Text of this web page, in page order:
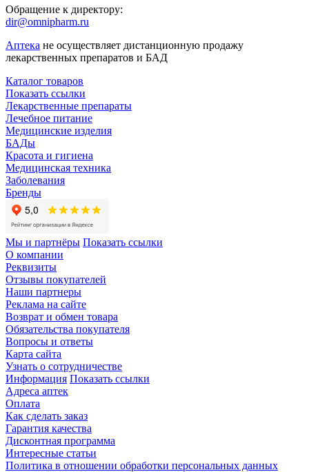
Обращение к директору:
dir@omnipharm.ru
Аптека не осуществляет дистанционную продажу
лекарственных препаратов и БАД
Каталог товаров
Показать ссылки
Лекарственные препараты
Лечебное питание
Медицинские изделия
БАДы
Красота и гигиена
Медицинская техника
Заболевания
Бренды
Мы и партнёры Показать ссылки
О компании
Реквизиты
Отзывы покупателей
Наши партнеры
Реклама на сайте
Возврат и обмен товара
Обязательства покупателя
Вопросы и ответы
Карта сайта
Узнать о сотрудничестве
Информация Показать ссылки
Адреса аптек
Оплата
Как сделать заказ
Гарантия качества
Дисконтная программа
Интересные статьи
Политика в отношении обработки персональных данных